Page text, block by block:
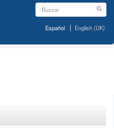
Español English (UK)